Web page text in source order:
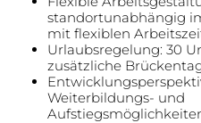
standortunabhängig
mit flexiblen
Urlaubsregelung: 30
zusätzliche
Weiterbildungs- und